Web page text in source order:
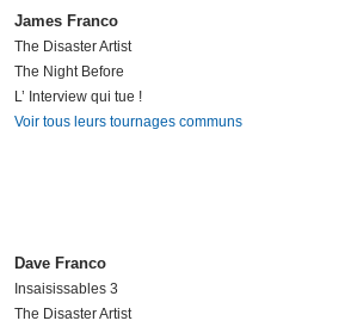
James Franco
The Disaster Artist
The Night Before
L’ Interview qui tue !
Voir tous leurs tournages communs
Dave Franco
Insaisissables 3
The Disaster Artist